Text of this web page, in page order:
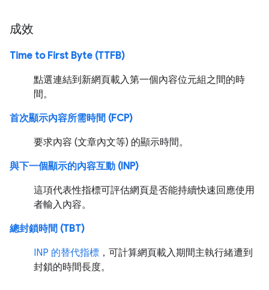
成效
Time to First Byte (TTFB)
點選連結到新網頁載入第一個內容位元組之間的時
間。
首次顯示內容所需時間 (FCP)
要求內容 (文章內文等) 的顯示時間。
與下一個顯示的內容互動 (INP)
這項代表性指標可評估網頁是否能持續快速回應使用
者輸入內容。
總封鎖時間 (TBT)
INP 的替代指標 ，可計算網頁載入期間主執行緒遭到
封鎖的時間長度。